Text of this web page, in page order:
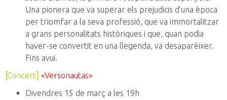
Una pionera que va superar els prejudicis d’una època
per triomfar a la seva professió, que va immortalitzar
a grans personalitats històriques i que, quan podia
haver-se convertit en una llegenda, va desaparèixer.
Fins avui.
[Concert] «Versonautas»
Divendres 15 de març a les 19h